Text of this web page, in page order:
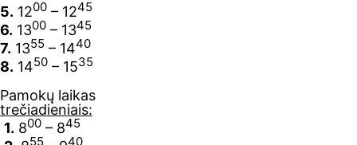
5. 1200 – 1245
6. 1300 – 1345
7. 1355 – 1440
8. 1450 – 1535
Pamokų laikas
trečiadieniais:
1. 800 – 845
55 40